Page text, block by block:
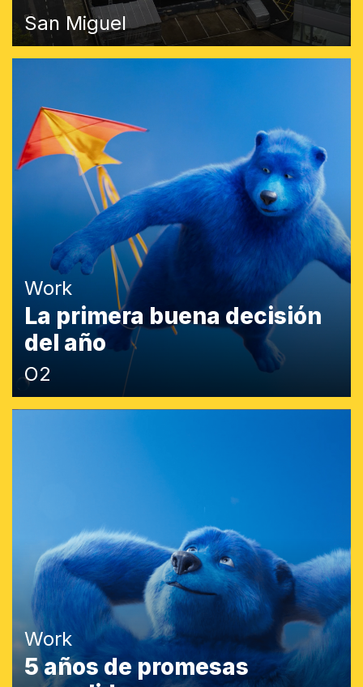
San Miguel
Work
La primera buena decisión
del año
O2
Work
5 años de promesas